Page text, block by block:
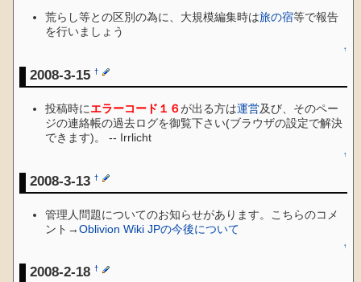
荒らし等との区別の為に、大規模編集時は旅の宿等で報告
を行いましょう
↑
2008-3-15†
投稿時にエラーコード１６が出る方は運営及び、そのペー
ジの連絡帳の過去ログを御覧下さい(ブラウザの設定で解決
できます)。 -- Irrlicht
↑
2008-3-13†
管理人問題についてのお知らせがあります。こちらのコメ
ント→Oblivion Wiki JPの今後について
↑
2008-2-18†